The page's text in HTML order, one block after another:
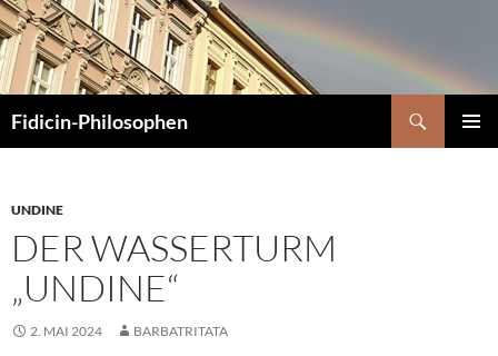
Zum
Inhalt
springen
Fidicin-Philosophen
UNDINE
DER WASSERTURM
„UNDINE“
2. MAI 2024 BARBATRITATA